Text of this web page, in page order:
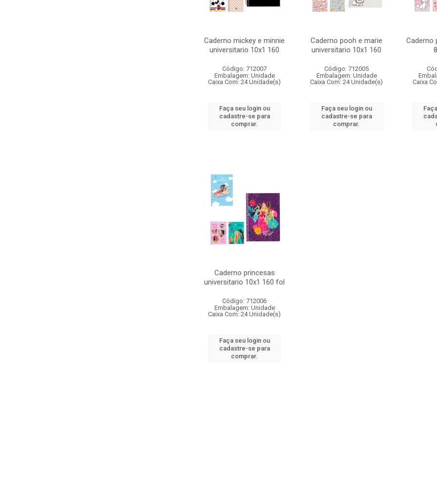
Caderno mickey e minnie
universitario 10x1 160
Código: 712007
Embalagem: Unidade
Caixa Com: 24 Unidade(s)
Faça seu login ou
cadastre-se para
comprar.
Caderno pooh e marie
universitario 10x1 160
Código: 712005
Embalagem: Unidade
Caixa Com: 24 Unidade(s)
Faça seu login ou
cadastre-se para
comprar.
Caderno
Caixa
Caderno princesas
universitario 10x1 160 fol
Código: 712006
Embalagem: Unidade
Caixa Com: 24 Unidade(s)
Faça seu login ou
cadastre-se para
comprar.